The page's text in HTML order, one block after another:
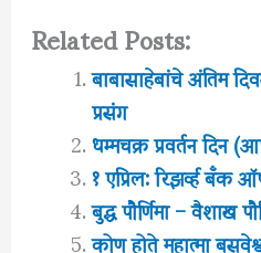
Related Posts:
बाबासाहेबांचे अंतिम
प्रसंग
धम्मचक्र प्रवर्तन दिन
१ एप्रिल: रिझर्व्ह बँक
बुद्ध पौर्णिमा – वैशाख